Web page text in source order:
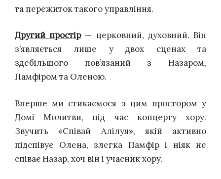
та пережиток такого управління.
Другий простір— церковний, духовний. Він
з’являється лише у двох сценах та
здебільшого пов’язаний з Назаром,
Памфіром та Оленою.
Вперше ми стикаємося з цим простором у
Домі Молитви, під час концерту хору.
Звучить «Співай Алілуя», якій активно
підспівує Олена, злегка Памфір і ніяк не
співає Назар, хоч він і учасник хору.